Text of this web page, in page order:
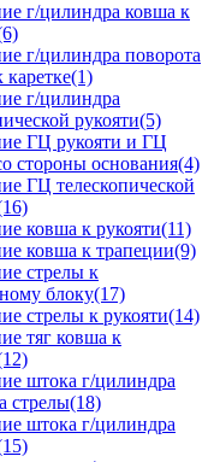
г/цилиндра ковша к
г/цилиндра поворота
каретке(1)
г/цилиндра
рукояти(5)
ГЦ рукояти и ГЦ
стороны основания(4)
ГЦ телескопической
ковша к рукояти(11)
ковша к трапеции(9)
стрелы к
блоку(17)
стрелы к рукояти(14)
тяг ковша к
штока г/цилиндра
стрелы(18)
штока г/цилиндра